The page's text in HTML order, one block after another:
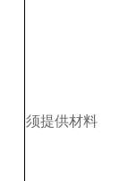
须提供材料